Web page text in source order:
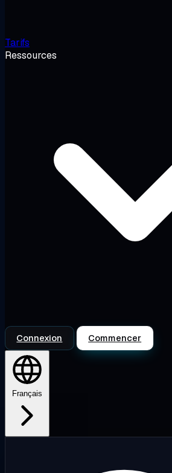
Tarifs
Ressources
Connexion Commencer
Français